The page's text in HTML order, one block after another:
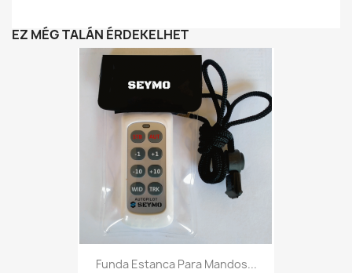
EZ MÉG TALÁN ÉRDEKELHET
Funda Estanca Para Mandos...